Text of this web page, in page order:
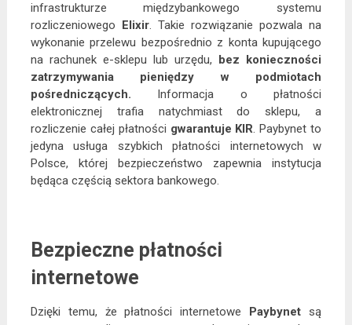
infrastrukturze międzybankowego systemu
rozliczeniowego Elixir. Takie rozwiązanie pozwala na
wykonanie przelewu bezpośrednio z konta kupującego
na rachunek e-sklepu lub urzędu, bez konieczności
zatrzymywania pieniędzy w podmiotach
pośredniczących. Informacja o płatności
elektronicznej trafia natychmiast do sklepu, a
rozliczenie całej płatności gwarantuje KIR. Paybynet to
jedyna usługa szybkich płatności internetowych w
Polsce, której bezpieczeństwo zapewnia instytucja
będąca częścią sektora bankowego.
Bezpieczne płatności
internetowe
Dzięki temu, że płatności internetowe Paybynet są